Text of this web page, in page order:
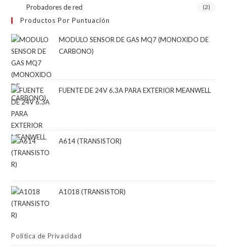
Probadores de red (2)
Productos Por Puntuación
MODULO SENSOR DE GAS MQ7 (MONOXIDO DE
CARBONO)
FUENTE DE 24V 6.3A PARA EXTERIOR MEANWELL
A614 (TRANSISTOR)
A1018 (TRANSISTOR)
Política de Privacidad